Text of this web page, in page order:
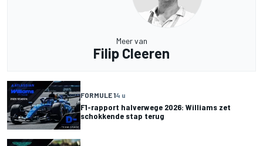
Meer van
Filip Cleeren
FORMULE 14 u
F1-rapport halverwege 2026: Williams zet
schokkende stap terug